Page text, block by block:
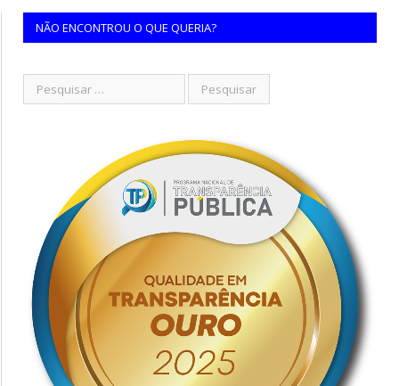
NÃO ENCONTROU O QUE QUERIA?